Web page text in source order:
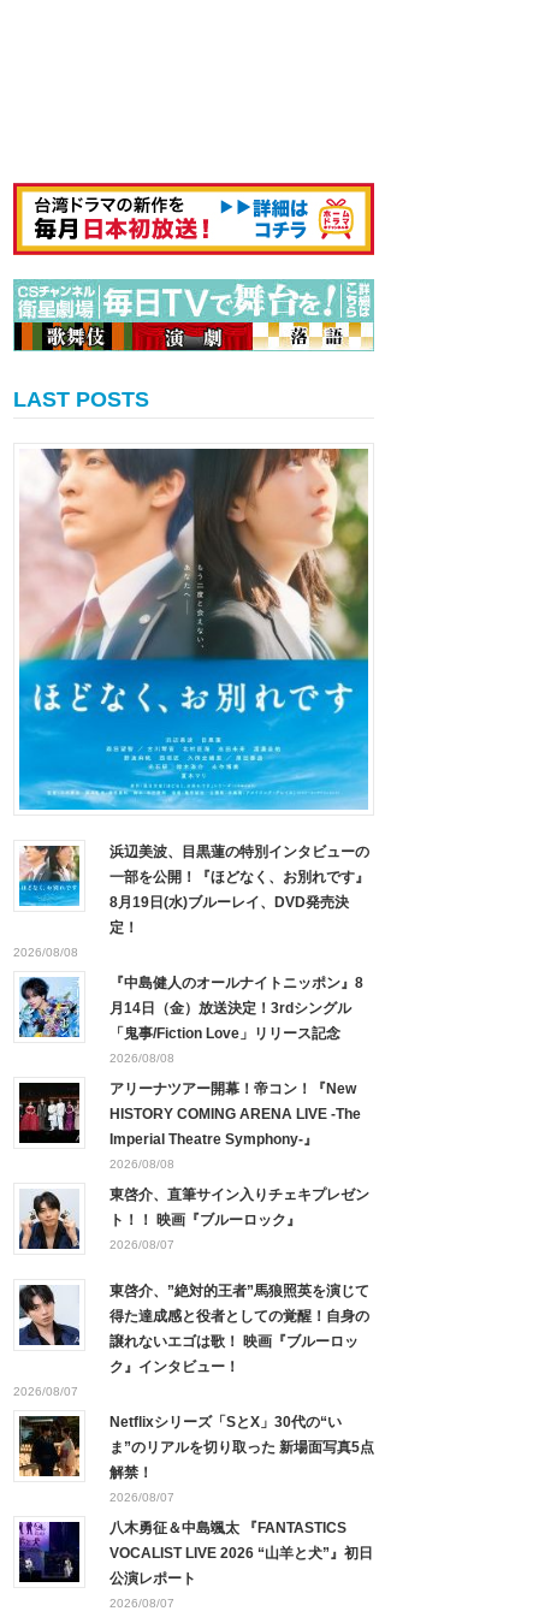
LAST POSTS
浜辺美波、目黒蓮の特別インタビューの
一部を公開！『ほどなく、お別れです』
8月19日(水)ブルーレイ、DVD発売決
定！
2026/08/08
『中島健人のオールナイトニッポン』8
月14日（金）放送決定！3rdシングル
「鬼事/Fiction Love」リリース記念
2026/08/08
アリーナツアー開幕！帝コン！『New
HISTORY COMING ARENA LIVE -The
Imperial Theatre Symphony-』
2026/08/08
東啓介、直筆サイン入りチェキプレゼン
ト！！ 映画『ブルーロック』
2026/08/07
東啓介、”絶対的王者”馬狼照英を演じて
得た達成感と役者としての覚醒！自身の
譲れないエゴは歌！ 映画『ブルーロッ
ク』インタビュー！
2026/08/07
Netflixシリーズ「SとX」30代の“い
ま”のリアルを切り取った 新場面写真5点
解禁！
2026/08/07
八木勇征＆中島颯太 『FANTASTICS
VOCALIST LIVE 2026 “山羊と犬”』初日
公演レポート
2026/08/07